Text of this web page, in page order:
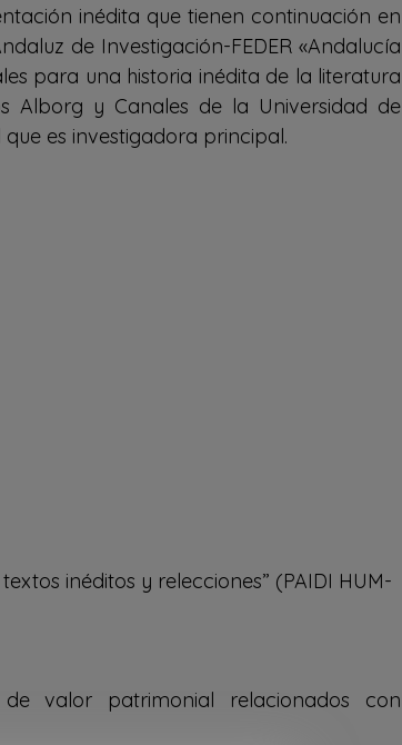
inédita que tienen continuación en
de Investigación-FEDER «Andalucía
para una historia inédita de la literatura
Alborg y Canales de la Universidad de
que es investigadora principal.
inéditos y relecciones” (PAIDI HUM-
valor patrimonial relacionados con